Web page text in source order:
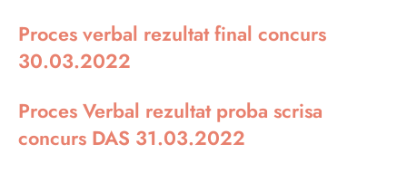
Proces verbal rezultat final concurs
30.03.2022
Proces Verbal rezultat proba scrisa
concurs DAS 31.03.2022